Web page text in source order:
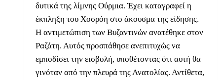
δυτικά της λίμνης Ούρμια. Έχει καταγραφεί η
έκπληξη του Χοσρόη στο άκουσμα της είδησης.
Η αντιμετώπιση των Βυζαντινών ανατέθηκε στον
Ραζάτη. Αυτός προσπάθησε ανεπιτυχώς να
εμποδίσει την εισβολή, υποθέτοντας ότι αυτή θα
γινόταν από την πλευρά της Ανατολίας. Αντίθετα,